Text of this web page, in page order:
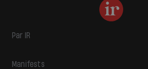
Par IR
Manifests